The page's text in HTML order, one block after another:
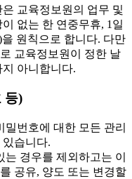
교육정보원의 업무 및
없는 한 연중무휴, 1일
을 원칙으로 합니다. 다만
교육정보원이 정한 날
아니합니다.
등)
번호에 대한 모든 관리
습니다.
경우를 제외하고는 이
공유, 양도 또는 변경할